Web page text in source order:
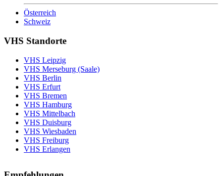
Österreich
Schweiz
VHS Standorte
VHS Leipzig
VHS Merseburg (Saale)
VHS Berlin
VHS Erfurt
VHS Bremen
VHS Hamburg
VHS Mittelbach
VHS Duisburg
VHS Wiesbaden
VHS Freiburg
VHS Erlangen